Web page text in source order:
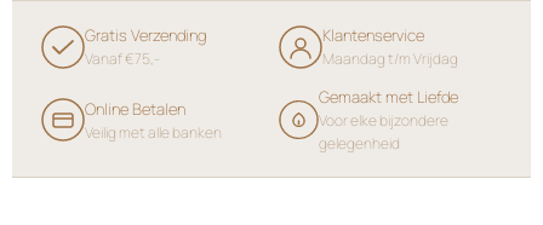
Gratis Verzending
Vanaf €75,-
Klantenservice
Maandag t/m Vrijdag
Online Betalen
Veilig met alle banken
Gemaakt met Liefde
Voor elke bijzondere
gelegenheid